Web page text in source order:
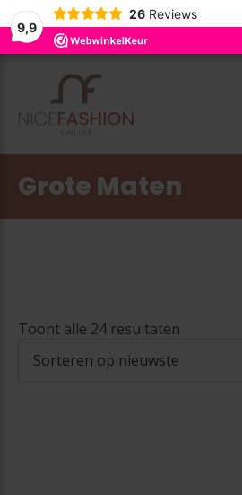
9,9
26 Reviews
Grote Maten
Toont alle 24 resultaten